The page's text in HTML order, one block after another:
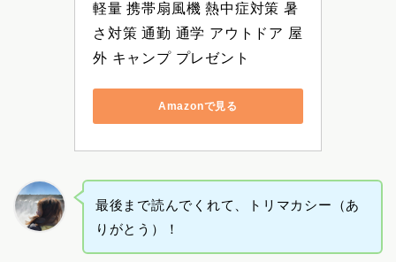
軽量 携帯扇風機 熱中症対策 暑
さ対策 通勤 通学 アウトドア 屋
外 キャンプ プレゼント
Amazonで見る
最後まで読んでくれて、トリマカシー（あ
りがとう）！